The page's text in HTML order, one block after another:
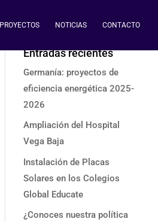
PROYECTOS NOTICIAS CONTACTO
Entradas recientes
Germanía: proyectos de
eficiencia energética 2025-
2026
Ampliación del Hospital
Vega Baja
Instalación de Placas
Solares en los Colegios
Global Educate
¿Conoces nuestra política